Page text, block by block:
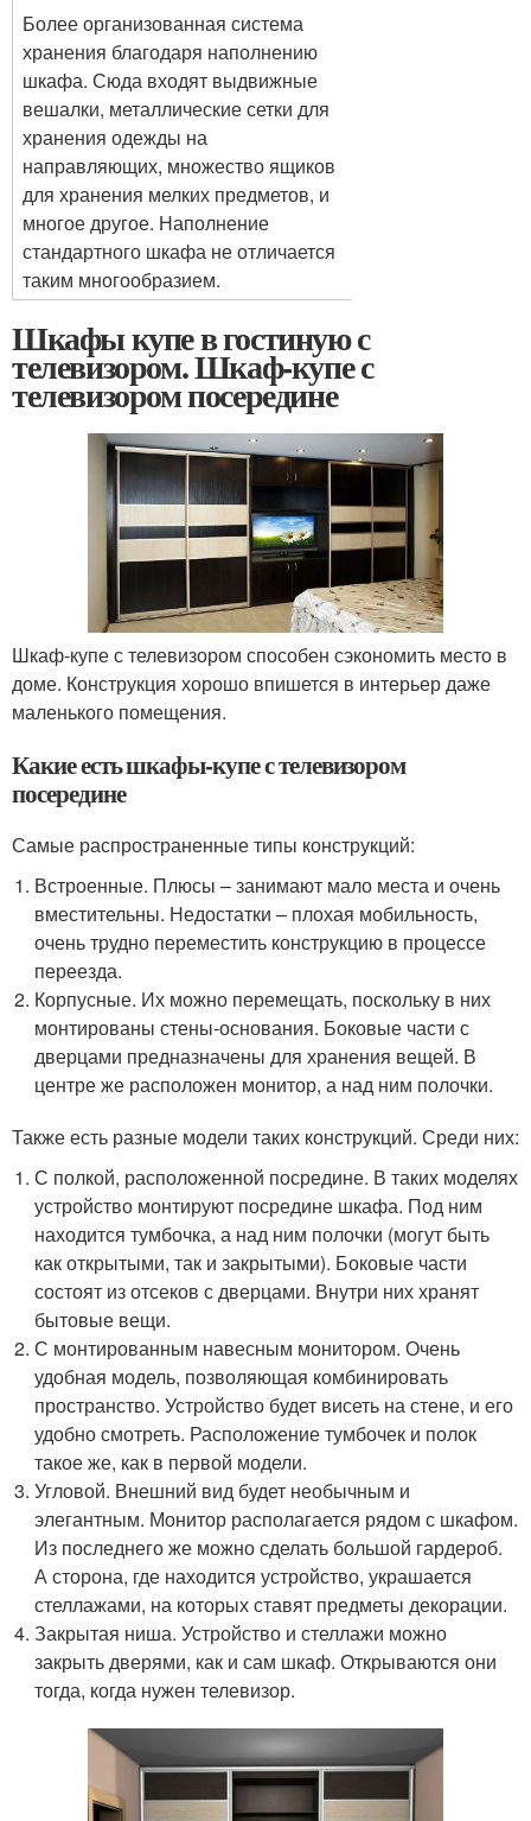
Более организованная система
хранения благодаря наполнению
шкафа. Сюда входят выдвижные
вешалки, металлические сетки для
хранения одежды на
направляющих, множество ящиков
для хранения мелких предметов, и
многое другое. Наполнение
стандартного шкафа не отличается
таким многообразием.
Шкафы купе в гостиную с
телевизором. Шкаф-купе с
телевизором посередине
Шкаф-купе с телевизором способен сэкономить место в
доме. Конструкция хорошо впишется в интерьер даже
маленького помещения.
Какие есть шкафы-купе с телевизором
посередине
Самые распространенные типы конструкций:
Встроенные. Плюсы – занимают мало места и очень
вместительны. Недостатки – плохая мобильность,
очень трудно переместить конструкцию в процессе
переезда.
Корпусные. Их можно перемещать, поскольку в них
монтированы стены-основания. Боковые части с
дверцами предназначены для хранения вещей. В
центре же расположен монитор, а над ним полочки.
Также есть разные модели таких конструкций. Среди них:
С полкой, расположенной посредине. В таких моделях
устройство монтируют посредине шкафа. Под ним
находится тумбочка, а над ним полочки (могут быть
как открытыми, так и закрытыми). Боковые части
состоят из отсеков с дверцами. Внутри них хранят
бытовые вещи.
С монтированным навесным монитором. Очень
удобная модель, позволяющая комбинировать
пространство. Устройство будет висеть на стене, и его
удобно смотреть. Расположение тумбочек и полок
такое же, как в первой модели.
Угловой. Внешний вид будет необычным и
элегантным. Монитор располагается рядом с шкафом.
Из последнего же можно сделать большой гардероб.
А сторона, где находится устройство, украшается
стеллажами, на которых ставят предметы декорации.
Закрытая ниша. Устройство и стеллажи можно
закрыть дверями, как и сам шкаф. Открываются они
тогда, когда нужен телевизор.